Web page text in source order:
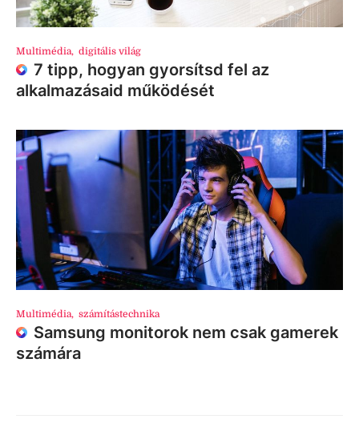
Multimédia, digitális világ
7 tipp, hogyan gyorsítsd fel az
alkalmazásaid működését
Multimédia, számítástechnika
Samsung monitorok nem csak gamerek
számára